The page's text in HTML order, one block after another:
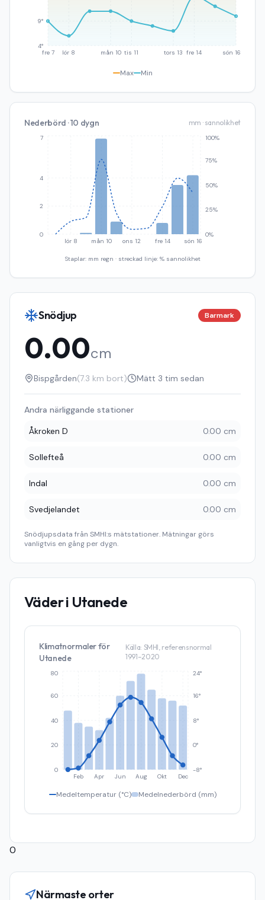
fre 7 lör 8 mån 10 tis 11 tors 13 fre 14 sön 16
4°
9°
Max Min
Nederbörd · 10 dygn mm · sannolikhet
lör 8 mån 10 ons 12 fre 14 sön 16
0
2
4
7
0%
25%
50%
75%
100%
Staplar: mm regn · streckad linje: % sannolikhet
Snödjup Barmark
0.00cm
Bispgården(7.3 km bort) Mätt 3 tim sedan
Andra närliggande stationer
Åkroken D
0.00 cm
Sollefteå 0.00 cm
Indal 0.00 cm
Svedjelandet 0.00 cm
Snödjupsdata från SMHI:s mätstationer. Mätningar görs
vanligtvis en gång per dygn.
Väder i Utanede
Klimatnormaler för
Utanede
Källa: SMHI, referensnormal
1991–2020
Feb Apr Jun Aug Okt Dec
0
20
40
60
80
-8°
0°
8°
16°
24°
Medeltemperatur (°C) Medelnederbörd (mm)
0
Närmaste orter